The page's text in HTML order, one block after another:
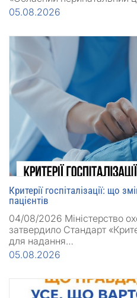
05.08.2026
Критерії госпіталізації: що
пацієнтів
04/08/2026 Міністерство
затвердило Стандарт
для надання…
05.08.2026